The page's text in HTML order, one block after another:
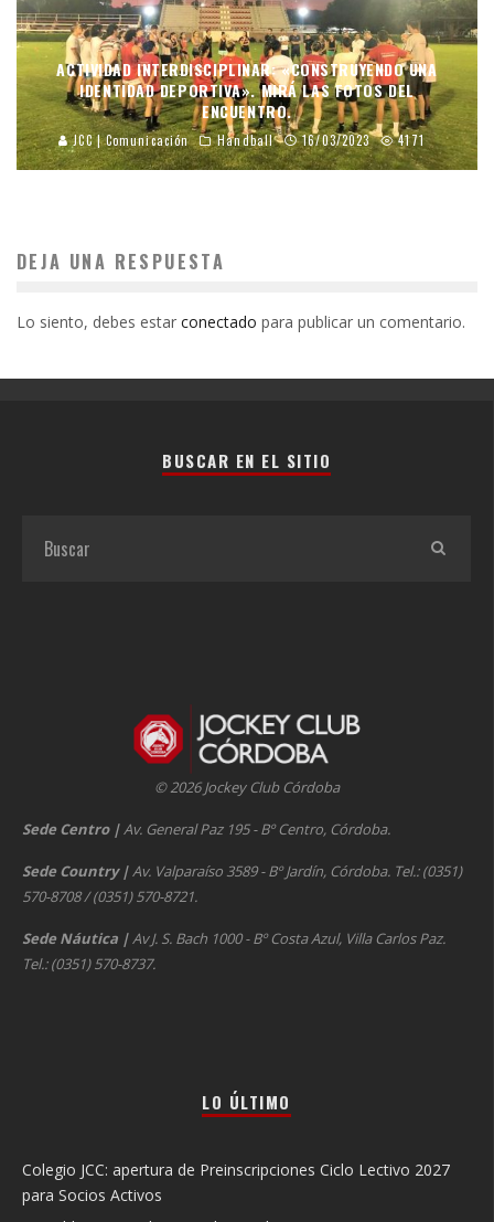
ACTIVIDAD INTERDISCIPLINAR: «CONSTRUYENDO UNA
IDENTIDAD DEPORTIVA». MIRÁ LAS FOTOS DEL
ENCUENTRO.
JCC | Comunicación Handball 16/03/2023 4171
DEJA UNA RESPUESTA
Lo siento, debes estar conectado para publicar un comentario.
BUSCAR EN EL SITIO
© 2026 Jockey Club Córdoba
Sede Centro |Av. General Paz 195 - Bº Centro, Córdoba.
Sede Country |Av. Valparaíso 3589 - Bº Jardín, Córdoba. Tel.: (0351)
570-8708 / (0351) 570-8721.
Sede Náutica |Av J. S. Bach 1000 - Bº Costa Azul, Villa Carlos Paz.
Tel.: (0351) 570-8737.
LO ÚLTIMO
Colegio JCC: apertura de Preinscripciones Ciclo Lectivo 2027
para Socios Activos